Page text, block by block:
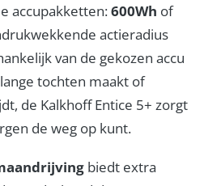
accupakketten:600Wh of
actieradius
van de gekozen accu
tochten maakt of
de Kalkhoff Entice 5+ zorgt
de weg op kunt.
biedt extra